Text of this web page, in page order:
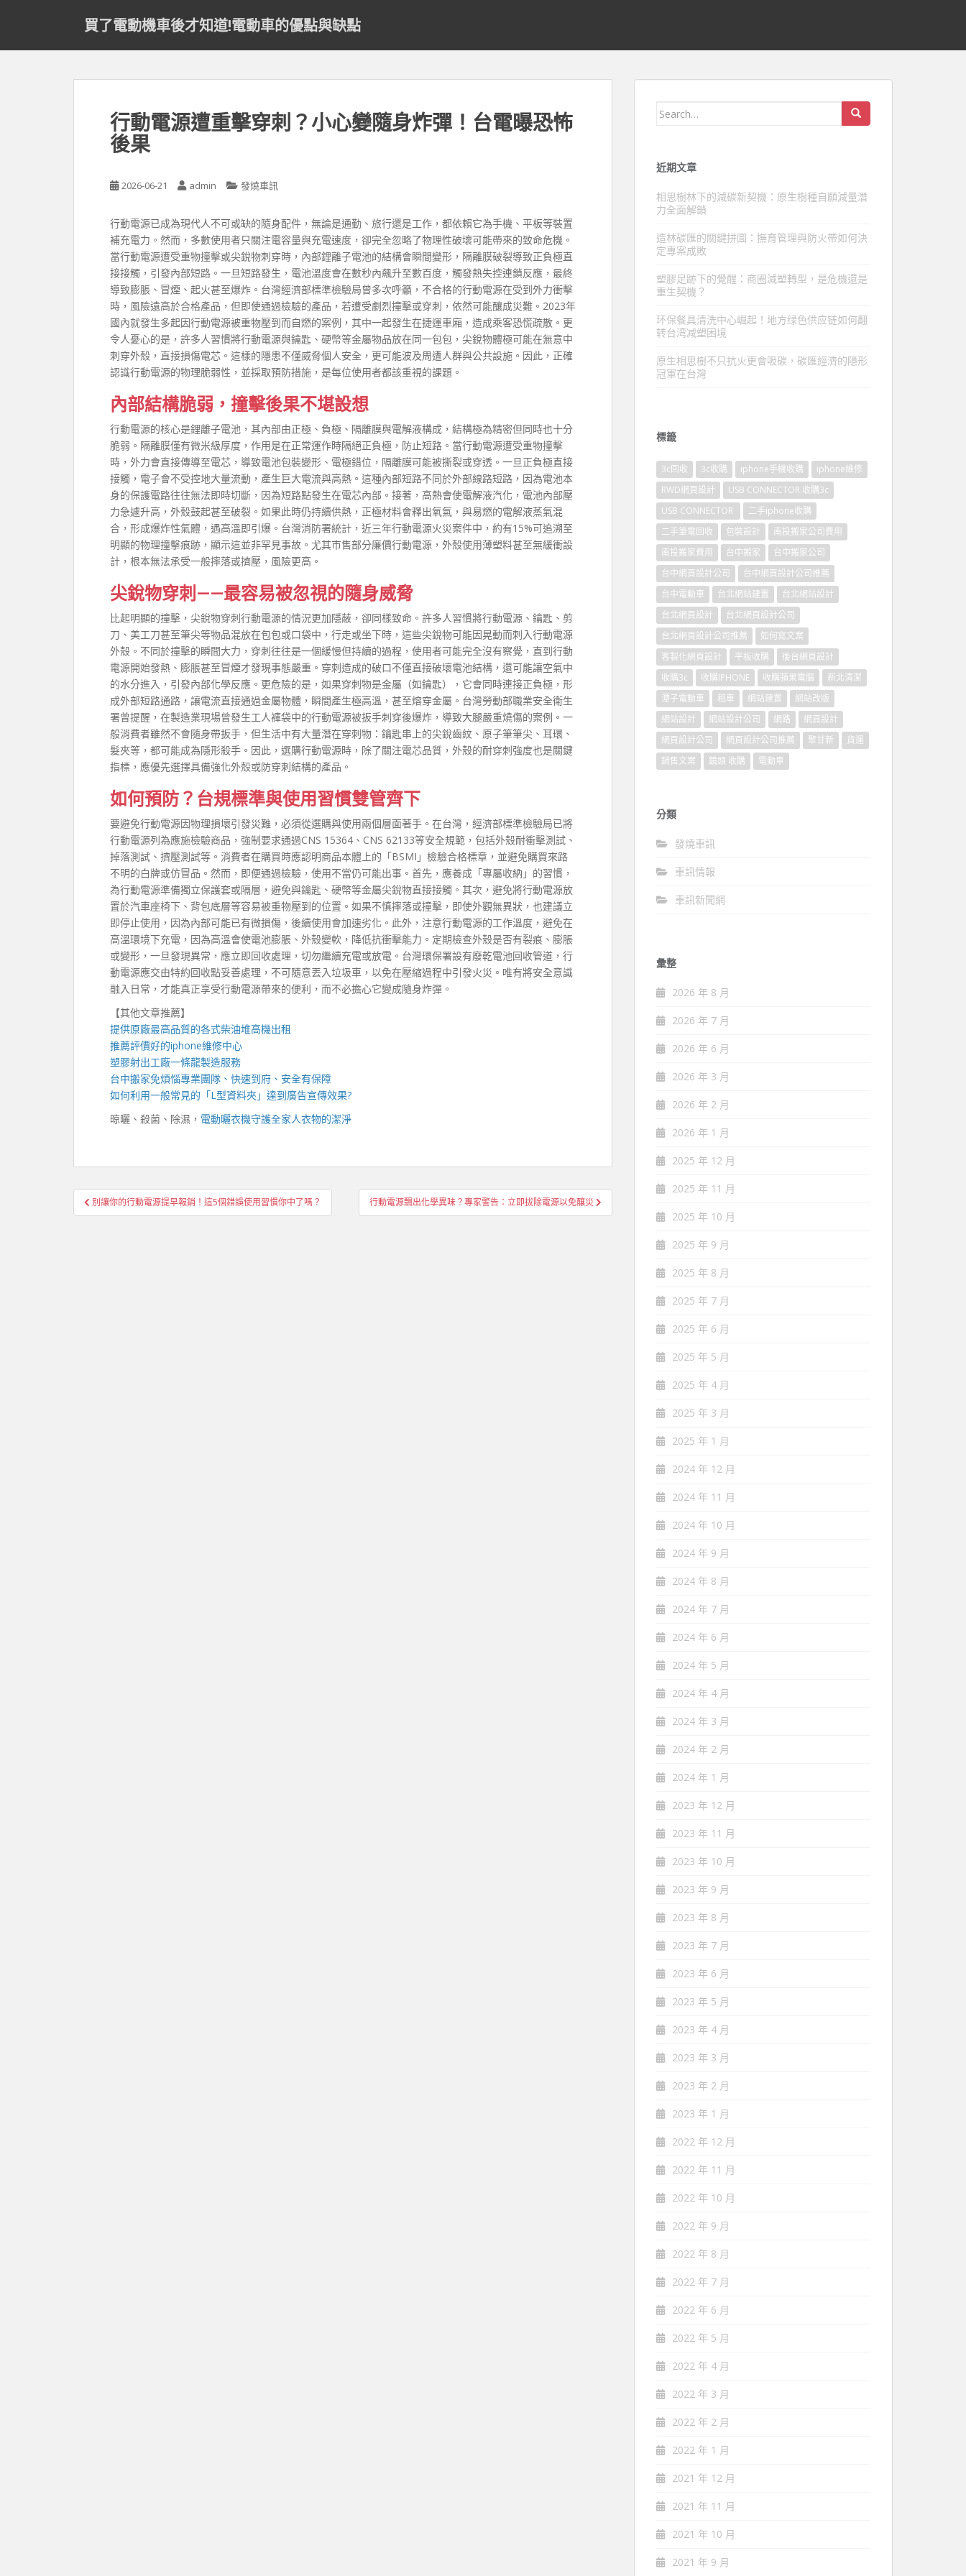
買了電動機車後才知道!電動車的優點與缺點
行動電源遭重擊穿刺？小心變隨身炸彈！台電曝恐怖
後果
2026-06-21 admin 發燒車訊
行動電源已成為現代人不可或缺的隨身配件，無論是通勤、旅行還是工作，都依賴它為手機、平板等裝置
補充電力。然而，多數使用者只關注電容量與充電速度，卻完全忽略了物理性破壞可能帶來的致命危機。
當行動電源遭受重物撞擊或尖銳物刺穿時，內部鋰離子電池的結構會瞬間變形，隔離膜破裂導致正負極直
接接觸，引發內部短路。一旦短路發生，電池溫度會在數秒內飆升至數百度，觸發熱失控連鎖反應，最終
導致膨脹、冒煙、起火甚至爆炸。台灣經濟部標準檢驗局曾多次呼籲，不合格的行動電源在受到外力衝擊
時，風險遠高於合格產品，但即使通過檢驗的產品，若遭受劇烈撞擊或穿刺，依然可能釀成災難。2023年
國內就發生多起因行動電源被重物壓到而自燃的案例，其中一起發生在捷運車廂，造成乘客恐慌疏散。更
令人憂心的是，許多人習慣將行動電源與鑰匙、硬幣等金屬物品放在同一包包，尖銳物體極可能在無意中
刺穿外殼，直接損傷電芯。這樣的隱患不僅威脅個人安全，更可能波及周遭人群與公共設施。因此，正確
認識行動電源的物理脆弱性，並採取預防措施，是每位使用者都該重視的課題。
內部結構脆弱，撞擊後果不堪設想
行動電源的核心是鋰離子電池，其內部由正極、負極、隔離膜與電解液構成，結構極為精密但同時也十分
脆弱。隔離膜僅有微米級厚度，作用是在正常運作時隔絕正負極，防止短路。當行動電源遭受重物撞擊
時，外力會直接傳導至電芯，導致電池包裝變形、電極錯位，隔離膜可能被撕裂或穿透。一旦正負極直接
接觸，電子會不受控地大量流動，產生巨大電流與高熱。這種內部短路不同於外部線路短路，因為電池本
身的保護電路往往無法即時切斷，因為短路點發生在電芯內部。接著，高熱會使電解液汽化，電池內部壓
力急遽升高，外殼鼓起甚至破裂。如果此時仍持續供熱，正極材料會釋出氧氣，與易燃的電解液蒸氣混
合，形成爆炸性氣體，遇高溫即引爆。台灣消防署統計，近三年行動電源火災案件中，約有15%可追溯至
明顯的物理撞擊痕跡，顯示這並非罕見事故。尤其市售部分廉價行動電源，外殼使用薄塑料甚至無緩衝設
計，根本無法承受一般摔落或擠壓，風險更高。
尖銳物穿刺——最容易被忽視的隨身威脅
比起明顯的撞擊，尖銳物穿刺行動電源的情況更加隱蔽，卻同樣致命。許多人習慣將行動電源、鑰匙、剪
刀、美工刀甚至筆尖等物品混放在包包或口袋中，行走或坐下時，這些尖銳物可能因晃動而刺入行動電源
外殼。不同於撞擊的瞬間大力，穿刺往往是一個緩慢但持續的過程，使用者可能完全沒有察覺，直到行動
電源開始發熱、膨脹甚至冒煙才發現事態嚴重。穿刺造成的破口不僅直接破壞電池結構，還可能讓空氣中
的水分進入，引發內部化學反應。更危險的是，如果穿刺物是金屬（如鑰匙），它會同時連接正負極，形
成外部短路通路，讓電流直接通過金屬物體，瞬間產生極高溫，甚至熔穿金屬。台灣勞動部職業安全衛生
署曾提醒，在製造業現場曾發生工人褲袋中的行動電源被扳手刺穿後爆炸，導致大腿嚴重燒傷的案例。一
般消費者雖然不會隨身帶扳手，但生活中有大量潛在穿刺物：鑰匙串上的尖銳齒紋、原子筆筆尖、耳環、
髮夾等，都可能成為隱形殺手。因此，選購行動電源時，除了關注電芯品質，外殼的耐穿刺強度也是關鍵
指標，應優先選擇具備強化外殼或防穿刺結構的產品。
如何預防？台規標準與使用習慣雙管齊下
要避免行動電源因物理損壞引發災難，必須從選購與使用兩個層面著手。在台灣，經濟部標準檢驗局已將
行動電源列為應施檢驗商品，強制要求通過CNS 15364、CNS 62133等安全規範，包括外殼耐衝擊測試、
掉落測試、擠壓測試等。消費者在購買時應認明商品本體上的「BSMI」檢驗合格標章，並避免購買來路
不明的白牌或仿冒品。然而，即便通過檢驗，使用不當仍可能出事。首先，應養成「專屬收納」的習慣，
為行動電源準備獨立保護套或隔層，避免與鑰匙、硬幣等金屬尖銳物直接接觸。其次，避免將行動電源放
置於汽車座椅下、背包底層等容易被重物壓到的位置。如果不慎摔落或撞擊，即使外觀無異狀，也建議立
即停止使用，因為內部可能已有微損傷，後續使用會加速劣化。此外，注意行動電源的工作溫度，避免在
高溫環境下充電，因為高溫會使電池膨脹、外殼變軟，降低抗衝擊能力。定期檢查外殼是否有裂痕、膨脹
或變形，一旦發現異常，應立即回收處理，切勿繼續充電或放電。台灣環保署設有廢乾電池回收管道，行
動電源應交由特約回收點妥善處理，不可隨意丟入垃圾車，以免在壓縮過程中引發火災。唯有將安全意識
融入日常，才能真正享受行動電源帶來的便利，而不必擔心它變成隨身炸彈。
【其他文章推薦】
提供原廠最高品質的各式柴油堆高機出租
推薦評價好的iphone維修中心
塑膠射出工廠一條龍製造服務
台中搬家免煩惱專業團隊、快速到府、安全有保障
如何利用一般常見的「L型資料夾」達到廣告宣傳效果?
晾曬、殺菌、除濕， 電動曬衣機守護全家人衣物的潔淨
文
章
別讓你的行動電源提早報銷！這5個錯誤使用習慣你中了嗎？ 行動電源飄出化學異味？專家警告：立即拔除電源以免釀災
Search
近期文章
相思樹林下的減碳新契機：原生樹種自願減量潛
力全面解鎖
造林碳匯的關鍵拼圖：撫育管理與防火帶如何決
定專案成敗
塑膠足跡下的覺醒：商圈減塑轉型，是危機還是
重生契機？
环保餐具清洗中心崛起！地方绿色供应链如何翻
转台湾减塑困境
原生相思樹不只抗火更會吸碳，碳匯經濟的隱形
冠軍在台灣
標籤
3c回收 3c收購 iphone手機收購
iphone維修
RWD網頁設計
USB CONNECTOR.收購3c
USB CONNECTOR
二手iphone收購
二手筆電回收
包裝設計
南投搬家公司費用
南投搬家費用
台中搬家
台中搬家公司
台中網頁設計公司
台中網頁設計公司推薦
台中電動車
台北網站建置
台北網站設計
台北網頁設計
台北網頁設計公司
台北網頁設計公司推薦
如何寫文案
客製化網頁設計
平板收購
後台網頁設計
收購3c
收購IPHONE 收購蘋果電腦
新北清潔
潭子電動車
租車 網站建置
網站改版
網站設計
網站設計公司 網路
網頁設計
網頁設計公司
網頁設計公司推薦 聚甘新
貨運
銷售文案
鏡頭 收購 電動車
分類
發燒車訊
車訊情報
車訊新聞網
彙整
2026 年 8 月
2026 年 7 月
2026 年 6 月
2026 年 3 月
2026 年 2 月
2026 年 1 月
2025 年 12 月
2025 年 11 月
2025 年 10 月
2025 年 9 月
2025 年 8 月
2025 年 7 月
2025 年 6 月
2025 年 5 月
2025 年 4 月
2025 年 3 月
2025 年 1 月
2024 年 12 月
2024 年 11 月
2024 年 10 月
2024 年 9 月
2024 年 8 月
2024 年 7 月
2024 年 6 月
2024 年 5 月
2024 年 4 月
2024 年 3 月
2024 年 2 月
2024 年 1 月
2023 年 12 月
2023 年 11 月
2023 年 10 月
2023 年 9 月
2023 年 8 月
2023 年 7 月
2023 年 6 月
2023 年 5 月
2023 年 4 月
2023 年 3 月
2023 年 2 月
2023 年 1 月
2022 年 12 月
2022 年 11 月
2022 年 10 月
2022 年 9 月
2022 年 8 月
2022 年 7 月
2022 年 6 月
2022 年 5 月
2022 年 4 月
2022 年 3 月
2022 年 2 月
2022 年 1 月
2021 年 12 月
2021 年 11 月
2021 年 10 月
2021 年 9 月